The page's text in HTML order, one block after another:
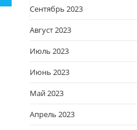
Сентябрь 2023
Август 2023
Июль 2023
Июнь 2023
Май 2023
Апрель 2023